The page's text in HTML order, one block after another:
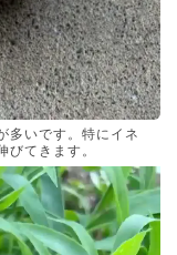
多いです。特にイネ
てきます。